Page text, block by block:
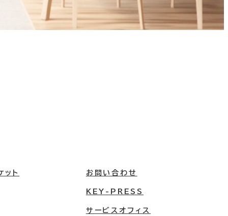
ット お問い合わせ
KEY-PRESS
サービスオフィス